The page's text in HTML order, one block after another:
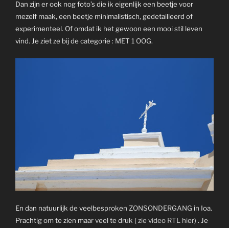
Dan zijn er ook nog foto’s die ik eigenlijk een beetje voor
mezelf maak, een beetje minimalistisch, gedetailleerd of
experimenteel. Of omdat ik het gewoon een mooi stil leven
vind. Je ziet ze bij de categorie : MET 1 OOG.
En dan natuurlijk de veelbesproken ZONSONDERGANG in Ioa.
Prachtig om te zien maar veel te druk (zie video RTL hier) . Je